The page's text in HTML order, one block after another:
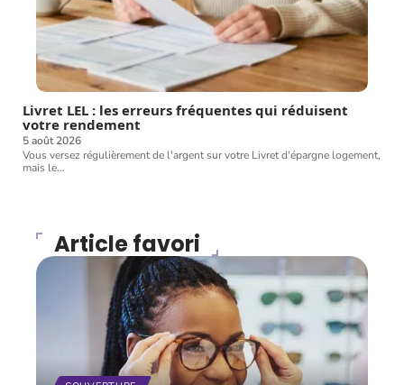
Livret LEL : les erreurs fréquentes qui réduisent
votre rendement
5 août 2026
Vous versez régulièrement de l'argent sur votre Livret d'épargne logement,
mais le…
Article favori